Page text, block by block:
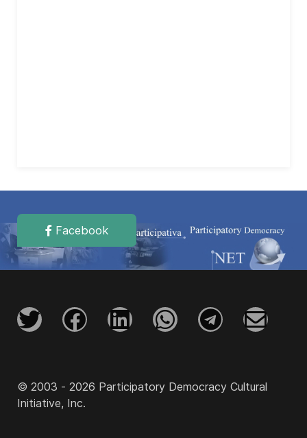
Facebook
© 2003 - 2026 Participatory Democracy Cultural
Initiative, Inc.